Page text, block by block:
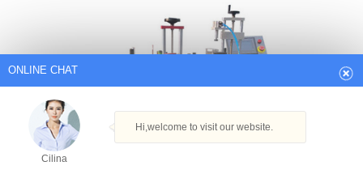
Hi,welcome to visit our website.
Cilina